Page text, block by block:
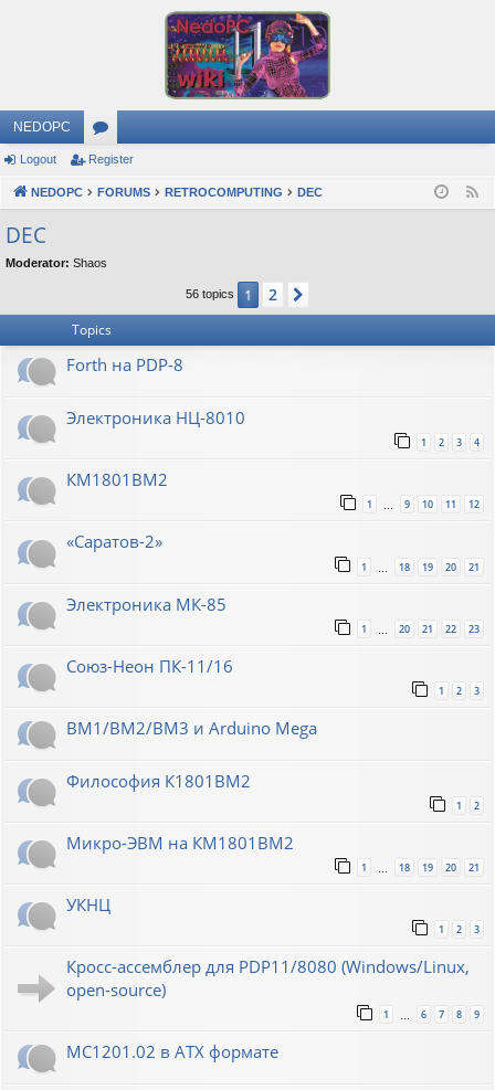
NEDOPC
or
u
s
Logout Register
NEDOPC FORUMS RETROCOMPUTING DEC
DEC
Moderator: Shaos
56 topics 1 2
Topics
Forth на PDP-8
Электроника НЦ-8010
1 2 3 4
КМ1801ВМ2
1 … 9 10 11 12
«Саратов-2»
1 18 19 20 21
Электроника МК-85
1 20 21 22 23
Союз-Неон ПК-11/16
1 2 3
ВМ1/ВМ2/ВМ3 и Arduino Mega
Философия К1801ВМ2
1 2
Микро-ЭВМ на КМ1801ВМ2
1 18 19 20 21
УКНЦ
1 2 3
Кросс-ассемблер для PDP11/8080 (Windows/Linux,
open-source)
1 … 6 7 8 9
МС1201.02 в ATX формате